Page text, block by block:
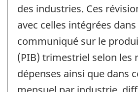
des industries. Ces
avec celles intégrées
communiqué sur le
(PIB) trimestriel selon les
dépenses ainsi que dans